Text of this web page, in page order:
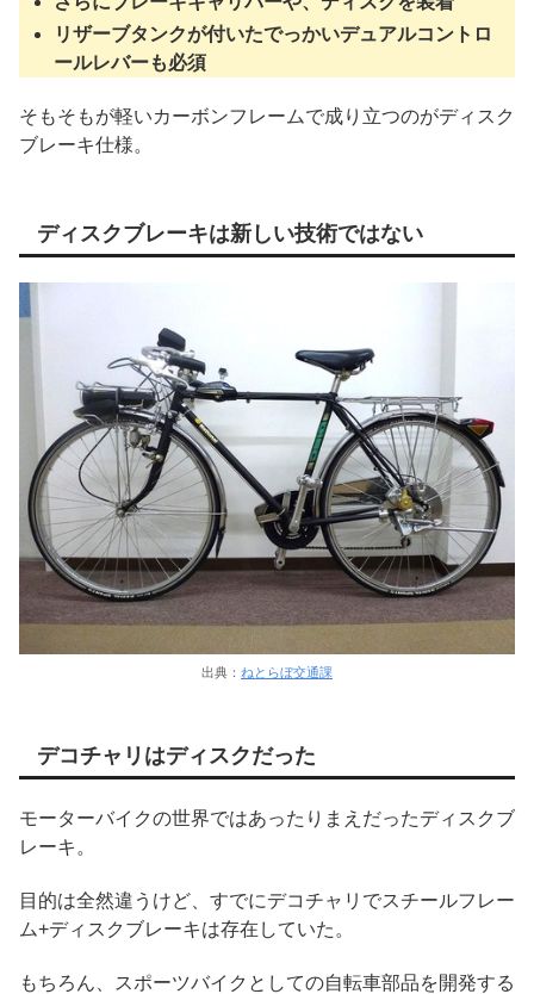
リザーブタンクが付いたでっかいデュアルコントロ
ールレバーも必須
そもそもが軽いカーボンフレームで成り立つのがディスク
ブレーキ仕様。
ディスクブレーキは新しい技術ではない
出典： ねとらぼ交通課
デコチャリはディスクだった
モーターバイクの世界ではあったりまえだったディスクブ
レーキ。
目的は全然違うけど、すでにデコチャリでスチールフレー
ム+ディスクブレーキは存在していた。
もちろん、スポーツバイクとしての自転車部品を開発する